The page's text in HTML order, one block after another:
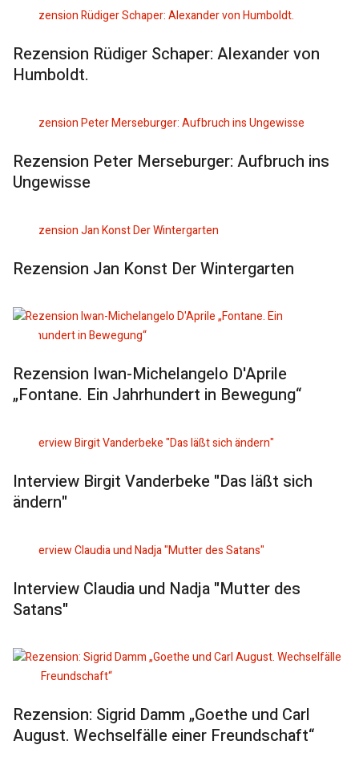
Rezension Rüdiger Schaper: Alexander von
Humboldt.
Rezension Peter Merseburger: Aufbruch ins
Ungewisse
Rezension Jan Konst Der Wintergarten
Rezension Iwan-Michelangelo D'Aprile
„Fontane. Ein Jahrhundert in Bewegung“
Interview Birgit Vanderbeke "Das läßt sich
ändern"
Interview Claudia und Nadja "Mutter des
Satans"
Rezension: Sigrid Damm „Goethe und Carl
August. Wechselfälle einer Freundschaft“